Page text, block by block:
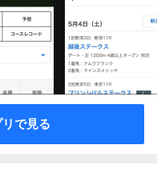
で見る